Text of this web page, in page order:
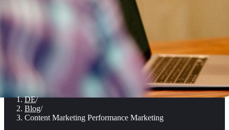
DE/
Blog/
Content Marketing Performance Marketing